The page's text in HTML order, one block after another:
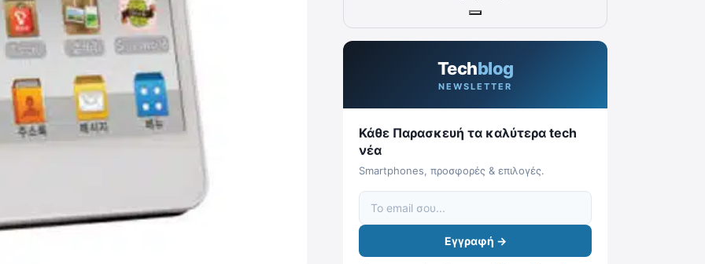
Techblog
NEWSLETTER
Κάθε Παρασκευή τα καλύτερα tech
νέα
Smartphones, προσφορές & επιλογές.
Εγγραφή →